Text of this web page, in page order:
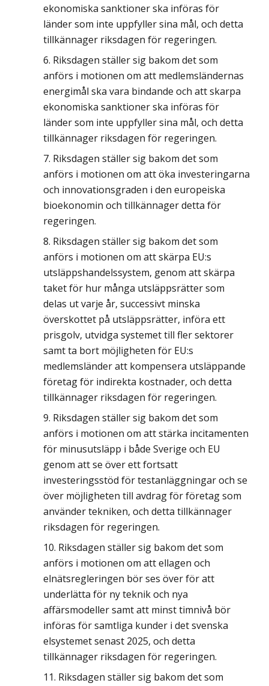
ekonomiska sanktioner ska införas för
länder som inte uppfyller sina mål, och detta
tillkännager riksdagen för regeringen.
Riksdagen ställer sig bakom det som
anförs i motionen om att medlemsländernas
energimål ska vara bindande och att skarpa
ekonomiska sanktioner ska införas för
länder som inte uppfyller sina mål, och detta
tillkännager riksdagen för regeringen.
Riksdagen ställer sig bakom det som
anförs i motionen om att öka investeringarna
och innovationsgraden i den europeiska
bioekonomin och tillkännager detta för
regeringen.
Riksdagen ställer sig bakom det som
anförs i motionen om att skärpa EU:s
utsläppshandelssystem, genom att skärpa
taket för hur många utsläppsrätter som
delas ut varje år, successivt minska
överskottet på utsläppsrätter, införa ett
prisgolv, utvidga systemet till fler sektorer
samt ta bort möjligheten för EU:s
medlemsländer att kompensera utsläppande
företag för indirekta kostnader, och detta
tillkännager riksdagen för regeringen.
Riksdagen ställer sig bakom det som
anförs i motionen om att stärka incitamenten
för minusutsläpp i både Sverige och EU
genom att se över ett fortsatt
investeringsstöd för testanläggningar och se
över möjligheten till avdrag för företag som
använder tekniken, och detta tillkännager
riksdagen för regeringen.
Riksdagen ställer sig bakom det som
anförs i motionen om att ellagen och
elnätsregleringen bör ses över för att
underlätta för ny teknik och nya
affärsmodeller samt att minst timnivå bör
införas för samtliga kunder i det svenska
elsystemet senast 2025, och detta
tillkännager riksdagen för regeringen.
Riksdagen ställer sig bakom det som